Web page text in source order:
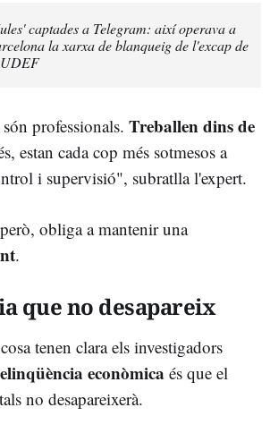
captades a Telegram: així operava a
la xarxa de blanqueig de l'excap de
professionals. Treballen dins de
estan cada cop més sotmesos a
i supervisió", subratlla l'expert.
obliga a mantenir una
.
que no desapareix
tenen clara els investigadors
econòmica és que el
no desapareixerà.